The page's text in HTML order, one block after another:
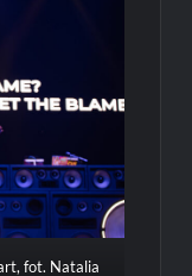
fot. Natalia